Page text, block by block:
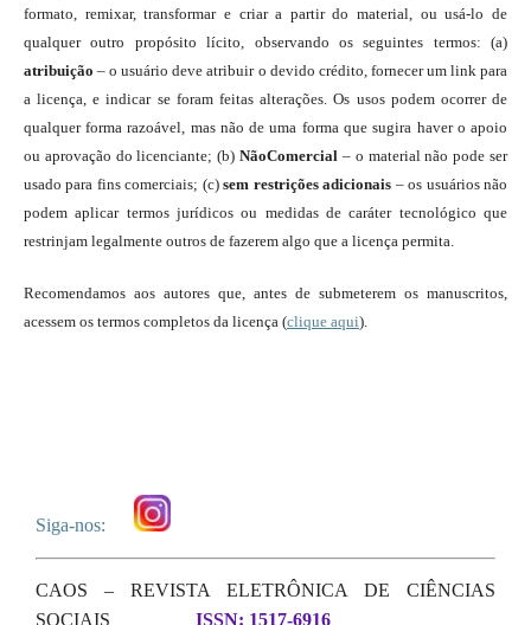
formato, remixar, transformar e criar a partir do material, ou usá-lo de
qualquer outro propósito lícito, observando os seguintes termos: (a)
atribuição – o usuário deve atribuir o devido crédito, fornecer um link para
a licença, e indicar se foram feitas alterações. Os usos podem ocorrer de
qualquer forma razoável, mas não de uma forma que sugira haver o apoio
ou aprovação do licenciante; (b)NãoComercial – o material não pode ser
usado para fins comerciais; (c)sem restrições adicionais – os usuários não
podem aplicar termos jurídicos ou medidas de caráter tecnológico que
restrinjam legalmente outros de fazerem algo que a licença permita.
Recomendamos aos autores que, antes de submeterem os manuscritos,
acessem os termos completos da licença (clique aqui).
Siga-nos:
CAOS – REVISTA ELETRÔNICA DE CIÊNCIAS
SOCIAIS
ISSN: 1517-6916